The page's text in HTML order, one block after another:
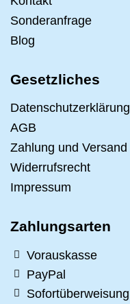
Sonderanfrage
Blog
Gesetzliches
Datenschutzerklärung
AGB
Zahlung und Versand
Widerrufsrecht
Impressum
Zahlungsarten
Vorauskasse
PayPal
Sofortüberweisung